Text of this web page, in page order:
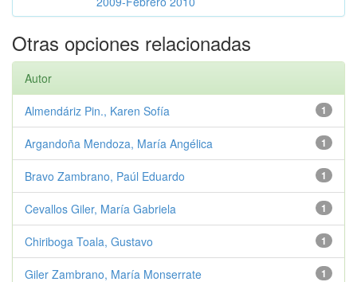
Otras opciones relacionadas
Autor
1
Almendáriz Pin., Karen Sofía
1
Argandoña Mendoza, María Angélica
1
Bravo Zambrano, Paúl Eduardo
1
Cevallos Giler, María Gabriela
1
Chiriboga Toala, Gustavo
1
Giler Zambrano, María Monserrate